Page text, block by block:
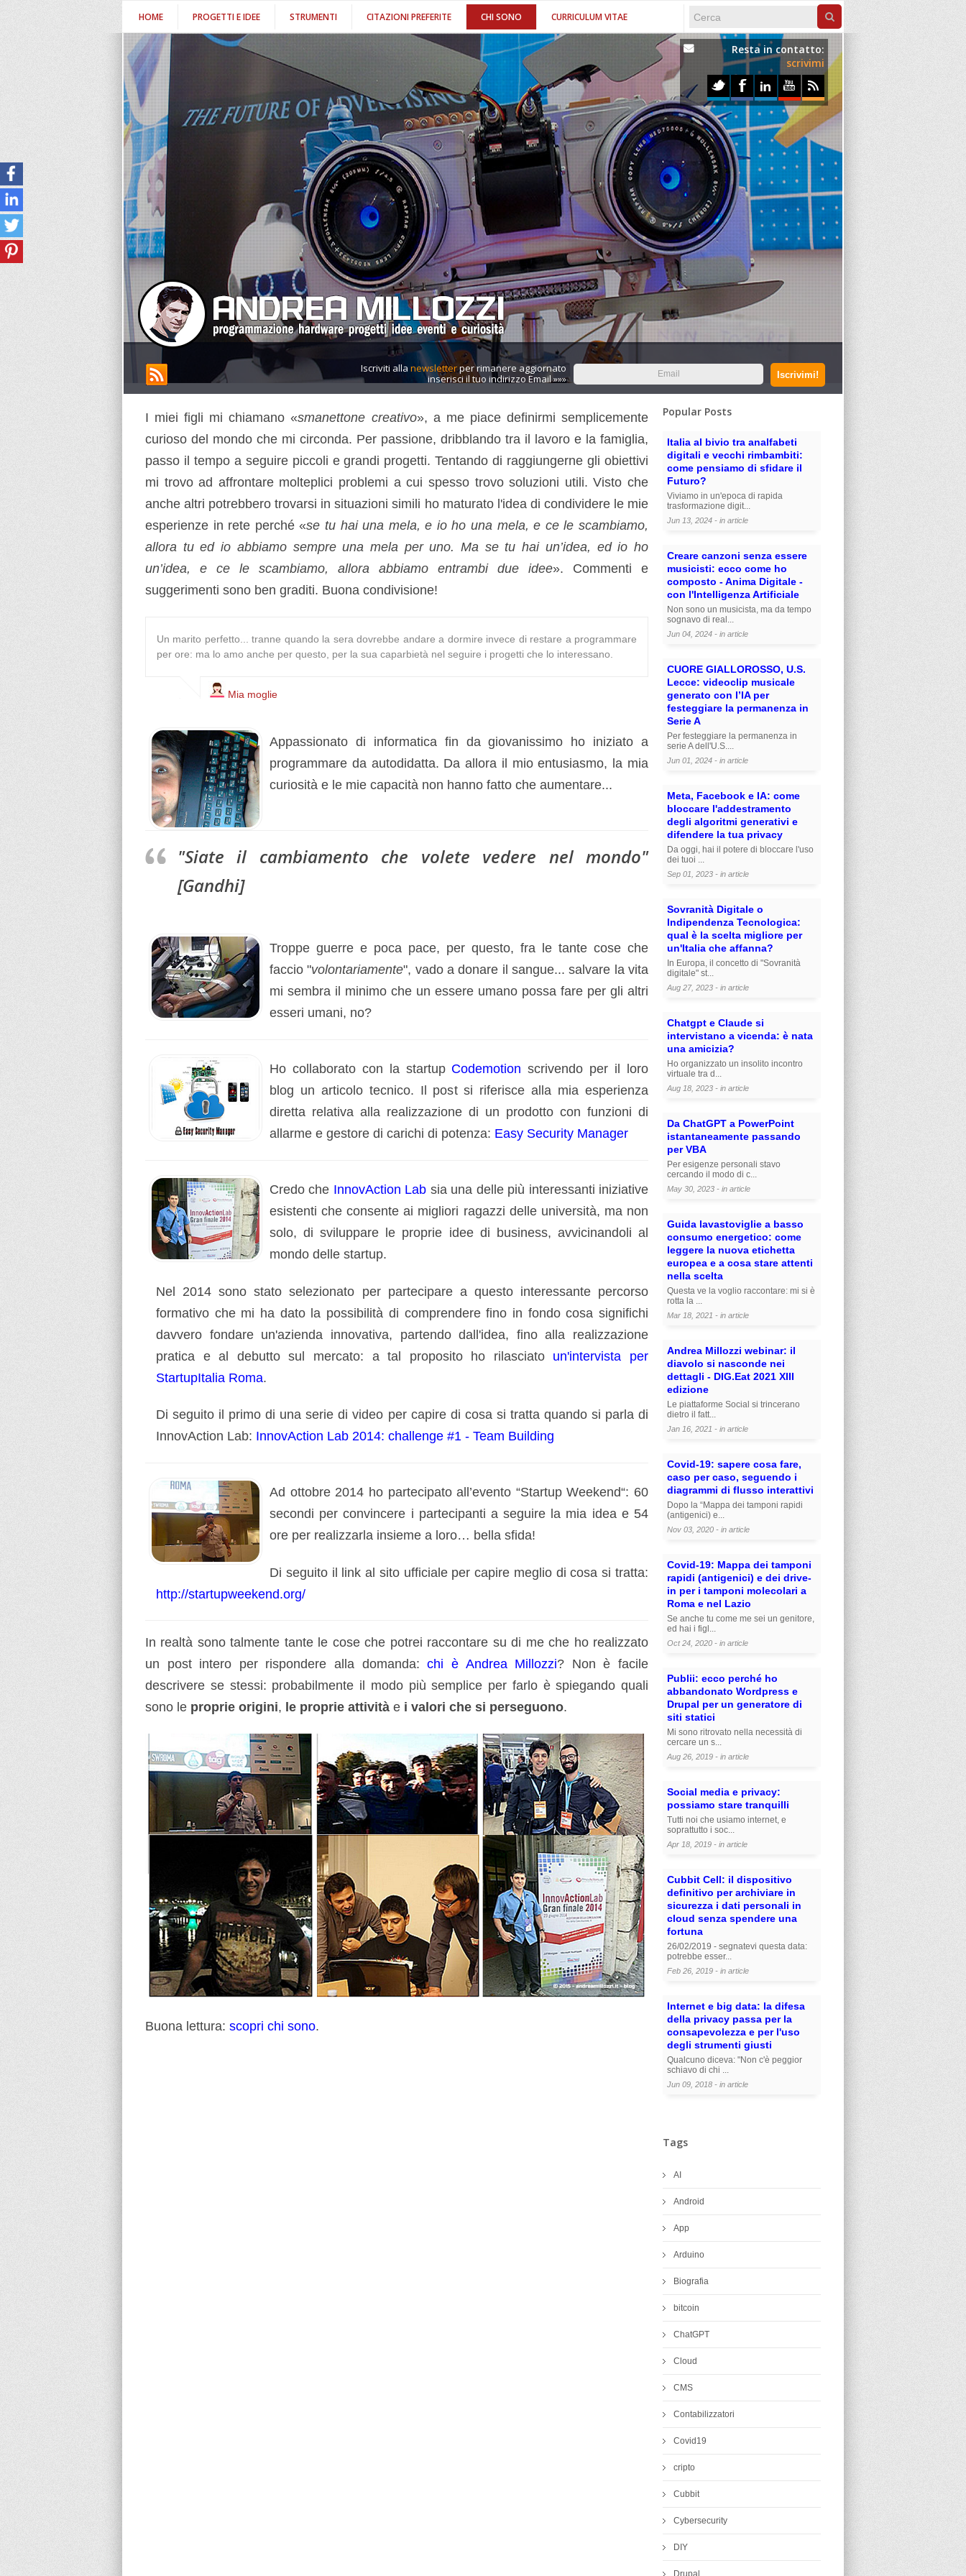
HOME PROGETTI E IDEE STRUMENTI CITAZIONI PREFERITE CHI SONO CURRICULUM VITAE Search form
Cerca
Resta in contatto:
scrivimi
Iscriviti allanewsletterper rimanere aggiornato
inserisci il tuo indirizzo Email »»»
I miei figli mi chiamano «smanettone creativo», a me piace definirmi semplicemente
curioso del mondo che mi circonda. Per passione, dribblando tra il lavoro e la famiglia,
passo il tempo a seguire piccoli e grandi progetti. Tentando di raggiungerne gli obiettivi
mi trovo ad affrontare molteplici problemi a cui spesso trovo soluzioni utili. Visto che
anche altri potrebbero trovarsi in situazioni simili ho maturato l'idea di condividere le mie
esperienze in rete perché «se tu hai una mela, e io ho una mela, e ce le scambiamo,
allora tu ed io abbiamo sempre una mela per uno. Ma se tu hai un’idea, ed io ho
un’idea, e ce le scambiamo, allora abbiamo entrambi due idee». Commenti e
suggerimenti sono ben graditi. Buona condivisione!
Un marito perfetto... tranne quando la sera dovrebbe andare a dormire invece di restare a programmare
per ore: ma lo amo anche per questo, per la sua caparbietà nel seguire i progetti che lo interessano.
Mia moglie
Appassionato di informatica fin da giovanissimo ho iniziato a
programmare da autodidatta. Da allora il mio entusiasmo, la mia
curiosità e le mie capacità non hanno fatto che aumentare...
"Siate il cambiamento che volete vedere nel mondo"
[Gandhi]
Troppe guerre e poca pace, per questo, fra le tante cose che
faccio "volontariamente", vado a donare il sangue... salvare la vita
mi sembra il minimo che un essere umano possa fare per gli altri
esseri umani, no?
Ho collaborato con la startup Codemotion scrivendo per il loro
blog un articolo tecnico. Il post si riferisce alla mia esperienza
diretta relativa alla realizzazione di un prodotto con funzioni di
allarme e gestore di carichi di potenza: Easy Security Manager
Credo che InnovAction Lab sia una delle più interessanti iniziative
esistenti che consente ai migliori ragazzi delle università, ma non
solo, di sviluppare le proprie idee di business, avvicinandoli al
mondo delle startup.
Nel 2014 sono stato selezionato per partecipare a questo interessante percorso
formativo che mi ha dato la possibilità di comprendere fino in fondo cosa significhi
davvero fondare un'azienda innovativa, partendo dall'idea, fino alla realizzazione
pratica e al debutto sul mercato: a tal proposito ho rilasciato un'intervista per
StartupItalia Roma.
Di seguito il primo di una serie di video per capire di cosa si tratta quando si parla di
InnovAction Lab: InnovAction Lab 2014: challenge #1 - Team Building
Ad ottobre 2014 ho partecipato all’evento “Startup Weekend“: 60
secondi per convincere i partecipanti a seguire la mia idea e 54
ore per realizzarla insieme a loro… bella sfida!
Di seguito il link al sito ufficiale per capire meglio di cosa si tratta:
http://startupweekend.org/
In realtà sono talmente tante le cose che potrei raccontare su di me che ho realizzato
un post intero per rispondere alla domanda:chi è Andrea Millozzi? Non è facile
descrivere se stessi: probabilmente il modo più semplice per farlo è spiegando quali
sono le proprie origini, le proprie attività e i valori che si perseguono.
Buona lettura: scopri chi sono.
Popular Posts
Italia al bivio tra analfabeti
digitali e vecchi rimbambiti:
come pensiamo di sfidare il
Futuro?
Viviamo in un'epoca di rapida
trasformazione digit...
Jun 13, 2024 - in article
Creare canzoni senza essere
musicisti: ecco come ho
composto - Anima Digitale -
con l'Intelligenza Artificiale
Non sono un musicista, ma da tempo
sognavo di real...
Jun 04, 2024 - in article
CUORE GIALLOROSSO, U.S.
Lecce: videoclip musicale
generato con l’IA per
festeggiare la permanenza in
Serie A
Per festeggiare la permanenza in
serie A dell'U.S....
Jun 01, 2024 - in article
Meta, Facebook e IA: come
bloccare l'addestramento
degli algoritmi generativi e
difendere la tua privacy
Da oggi, hai il potere di bloccare l'uso
dei tuoi ...
Sep 01, 2023 - in article
Sovranità Digitale o
Indipendenza Tecnologica:
qual è la scelta migliore per
un'Italia che affanna?
In Europa, il concetto di "Sovranità
digitale" st...
Aug 27, 2023 - in article
Chatgpt e Claude si
intervistano a vicenda: è nata
una amicizia?
Ho organizzato un insolito incontro
virtuale tra d...
Aug 18, 2023 - in article
Da ChatGPT a PowerPoint
istantaneamente passando
per VBA
Per esigenze personali stavo
cercando il modo di c...
May 30, 2023 - in article
Guida lavastoviglie a basso
consumo energetico: come
leggere la nuova etichetta
europea e a cosa stare attenti
nella scelta
Questa ve la voglio raccontare: mi si è
rotta la ...
Mar 18, 2021 - in article
Andrea Millozzi webinar: il
diavolo si nasconde nei
dettagli - DIG.Eat 2021 XIII
edizione
Le piattaforme Social si trincerano
dietro il fatt...
Jan 16, 2021 - in article
Covid-19: sapere cosa fare,
caso per caso, seguendo i
diagrammi di flusso interattivi
Dopo la “Mappa dei tamponi rapidi
(antigenici) e...
Nov 03, 2020 - in article
Covid-19: Mappa dei tamponi
rapidi (antigenici) e dei drive-
in per i tamponi molecolari a
Roma e nel Lazio
Se anche tu come me sei un genitore,
ed hai i figl...
Oct 24, 2020 - in article
Publii: ecco perché ho
abbandonato Wordpress e
Drupal per un generatore di
siti statici
Mi sono ritrovato nella necessità di
cercare un s...
Aug 26, 2019 - in article
Social media e privacy:
possiamo stare tranquilli
Tutti noi che usiamo internet, e
soprattutto i soc...
Apr 18, 2019 - in article
Cubbit Cell: il dispositivo
definitivo per archiviare in
sicurezza i dati personali in
cloud senza spendere una
fortuna
26/02/2019 - segnatevi questa data:
potrebbe esser...
Feb 26, 2019 - in article
Internet e big data: la difesa
della privacy passa per la
consapevolezza e per l'uso
degli strumenti giusti
Qualcuno diceva: "Non c'è peggior
schiavo di chi ...
Jun 09, 2018 - in article
Tags
AI
Android
App
Arduino
Biografia
bitcoin
ChatGPT
Cloud
CMS
Contabilizzatori
Covid19
cripto
Cubbit
Cybersecurity
DIY
Drupal